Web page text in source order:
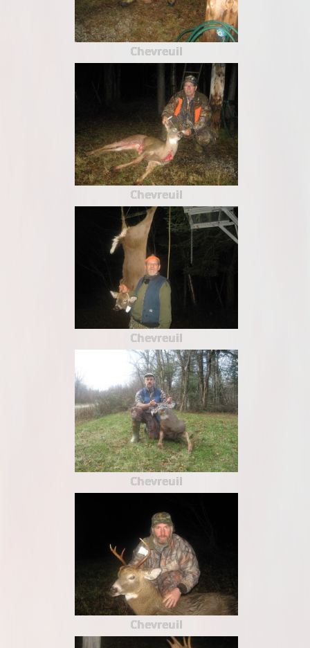
Chevreuil
Chevreuil
Chevreuil
Chevreuil
Chevreuil